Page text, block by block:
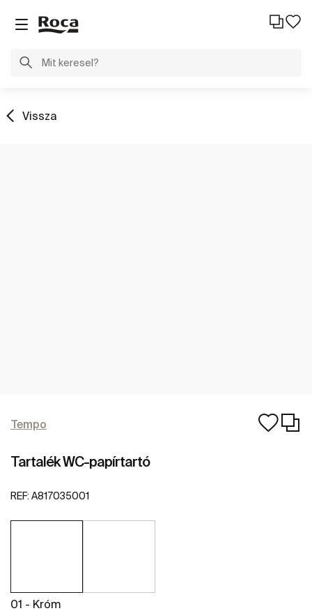
Vissza
Tempo
Tartalék WC-papírtartó
REF: A817035001
01 - Króm